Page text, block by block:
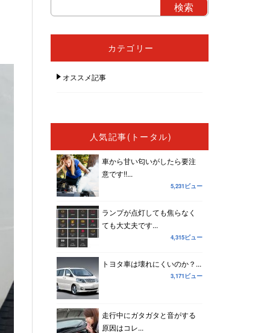
カテゴリー
オススメ記事
人気記事(トータル)
車から甘い匂いがしたら要注
意です!!...
5,231ビュー
ランプが点灯しても焦らなく
ても大丈夫です...
4,315ビュー
トヨタ車は壊れにくいのか？...
3,171ビュー
走行中にガタガタと音がする
原因はコレ...